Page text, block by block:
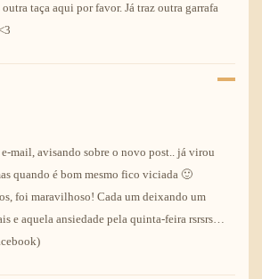
outra taça aqui por favor. Já traz outra garrafa
mail, avisando sobre o novo post.. já virou
quando é bom mesmo fico viciada 🙂
foi maravilhoso! Cada um deixando um
e aquela ansiedade pela quinta-feira rsrsrs…